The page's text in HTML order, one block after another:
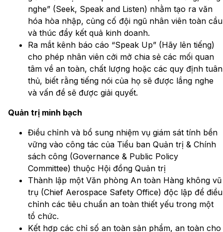
nghe” (Seek, Speak and Listen) nhằm tạo ra văn
hóa hòa nhập, củng cố đội ngũ nhân viên toàn cầu
và thúc đẩy kết quả kinh doanh.
Ra mắt kênh báo cáo “Speak Up” (Hãy lên tiếng)
cho phép nhân viên cởi mở chia sẻ các mối quan
tâm về an toàn, chất lượng hoặc các quy định tuân
thủ, biết rằng tiếng nói của họ sẽ được lắng nghe
và vấn đề sẽ được giải quyết.
Quản trị minh bạch
Điều chỉnh và bổ sung nhiệm vụ giám sát tính bền
vững vào công tác của Tiểu ban Quản trị & Chính
sách công (Governance & Public Policy
Committee) thuộc Hội đồng Quản trị
Thành lập một Văn phòng An toàn Hàng không vũ
trụ (Chief Aerospace Safety Office) độc lập để điều
chỉnh các tiêu chuẩn an toàn thiết yếu trong một
tổ chức.
Kết hợp các chỉ số an toàn sản phẩm, an toàn cho